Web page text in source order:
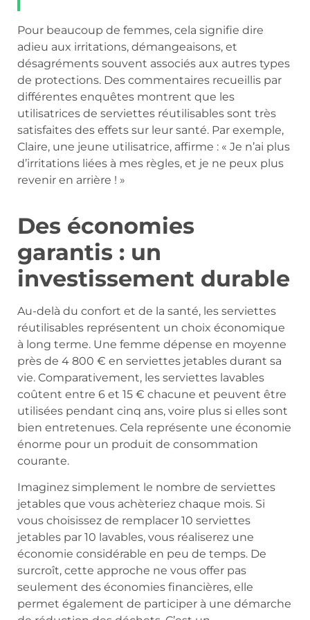
Pour beaucoup de femmes, cela signifie dire
adieu aux irritations, démangeaisons, et
désagréments souvent associés aux autres types
de protections. Des commentaires recueillis par
différentes enquêtes montrent que les
utilisatrices de serviettes réutilisables sont très
satisfaites des effets sur leur santé. Par exemple,
Claire, une jeune utilisatrice, affirme : « Je n’ai plus
d’irritations liées à mes règles, et je ne peux plus
revenir en arrière ! »
Des économies
garantis : un
investissement durable
Au-delà du confort et de la santé, les serviettes
réutilisables représentent un choix économique
à long terme. Une femme dépense en moyenne
près de 4 800 € en serviettes jetables durant sa
vie. Comparativement, les serviettes lavables
coûtent entre 6 et 15 € chacune et peuvent être
utilisées pendant cinq ans, voire plus si elles sont
bien entretenues. Cela représente une économie
énorme pour un produit de consommation
courante.
Imaginez simplement le nombre de serviettes
jetables que vous achèteriez chaque mois. Si
vous choisissez de remplacer 10 serviettes
jetables par 10 lavables, vous réaliserez une
économie considérable en peu de temps. De
surcroît, cette approche ne vous offer pas
seulement des économies financières, elle
permet également de participer à une démarche